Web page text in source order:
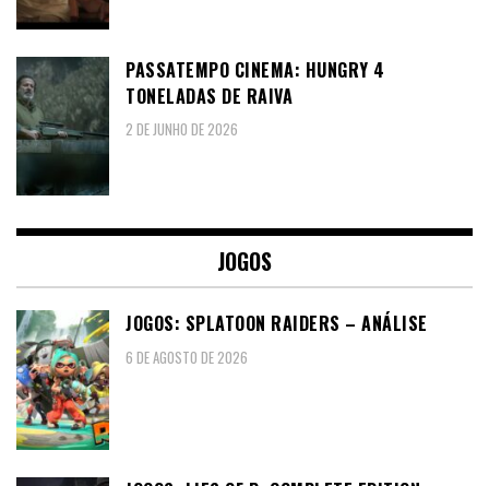
PASSATEMPO CINEMA: HUNGRY 4
TONELADAS DE RAIVA
2 DE JUNHO DE 2026
JOGOS
JOGOS: SPLATOON RAIDERS – ANÁLISE
6 DE AGOSTO DE 2026